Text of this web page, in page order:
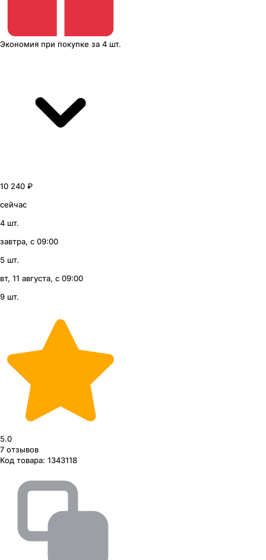
Экономия при покупке за 4 шт.
10 240 ₽
сейчас
4 шт.
завтра, с 09:00
5 шт.
вт, 11 августа, с 09:00
9 шт.
5.0
7 отзывов
Код товара: 1343118